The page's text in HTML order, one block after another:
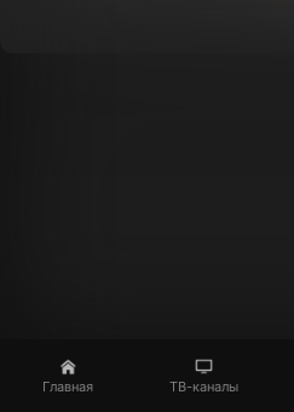
Главная ТВ-каналы